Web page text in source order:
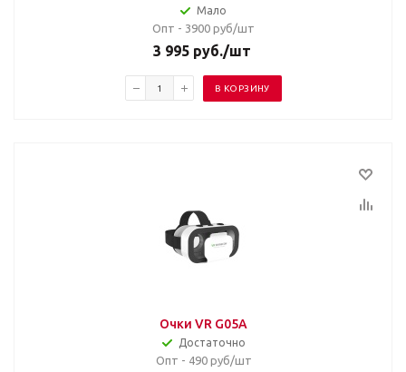
Мало
Опт - 3900 руб/шт
3 995руб./шт
В КОРЗИНУ
Очки VR G05A
Достаточно
Опт - 490 руб/шт